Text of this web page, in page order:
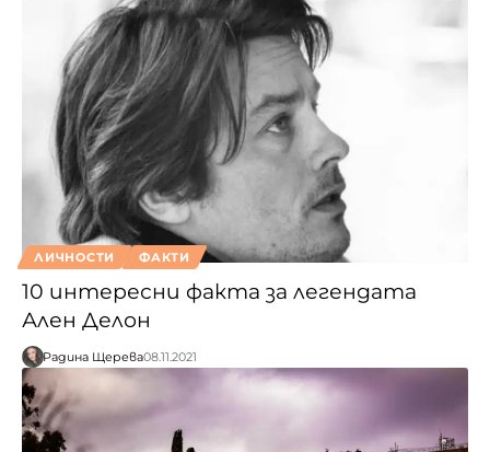
ЛИЧНОСТИ ФАКТИ
10 интересни факта за легендата
Ален Делон
Радина Щерева08.11.2021